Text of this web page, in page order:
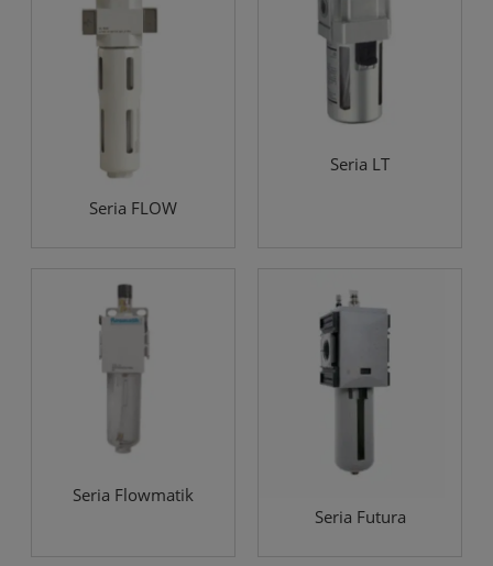
Seria FLOW
Seria LT
Seria Flowmatik
Seria Futura